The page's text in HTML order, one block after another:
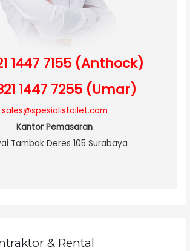
1447 7155 (Anthock)
1447 7255 (Umar)
sales@spesialistoilet.com
Kantor Pemasaran
Tambak Deres 105 Surabaya
& Rental